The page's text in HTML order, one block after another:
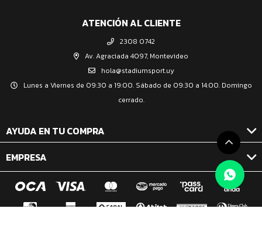
ATENCIÓN AL CLIENTE
2308 0742
Av. Agraciada 4097, Montevideo
hola@stadiumsport.uy
Lunes a Viernes de 09:30 a 19:00. Sábado de 09:30 a 14:00. Domingo
cerrado.
AYUDA EN TU COMPRA
EMPRESA